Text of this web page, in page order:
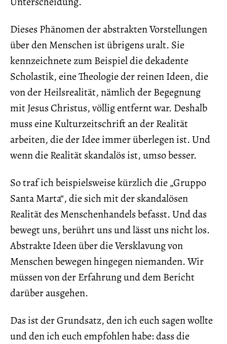
Dieses Phänomen der abstrakten Vorstellungen
über den Menschen ist übrigens uralt. Sie
kennzeichnete zum Beispiel die dekadente
Scholastik, eine Theologie der reinen Ideen, die
von der Heilsrealität, nämlich der Begegnung
mit Jesus Christus, völlig entfernt war. Deshalb
muss eine Kulturzeitschrift an der Realität
arbeiten, die der Idee immer überlegen ist. Und
wenn die Realität skandalös ist, umso besser.
So traf ich beispielsweise kürzlich die „Gruppo
Santa Marta“, die sich mit der skandalösen
Realität des Menschenhandels befasst. Und das
bewegt uns, berührt uns und lässt uns nicht los.
Abstrakte Ideen über die Versklavung von
Menschen bewegen hingegen niemanden. Wir
müssen von der Erfahrung und dem Bericht
darüber ausgehen.
Das ist der Grundsatz, den ich euch sagen wollte
und den ich euch empfohlen habe: dass die